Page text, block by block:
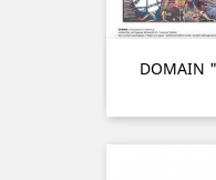
DOMAIN